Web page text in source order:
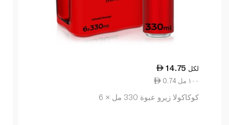
14.75 لكل
0.74 ١٠٠ مل
كوكاكولا زيرو عبوة 330 مل × 6